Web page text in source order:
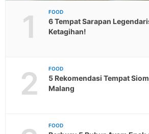
1 FOOD
6 Tempat Sarapan
Ketagihan!
2 FOOD
5 Rekomendasi Tempat
Malang
FOOD